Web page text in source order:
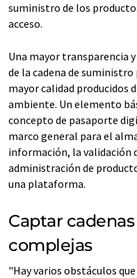
suministro de los
acceso.
Una mayor transparencia
de la cadena de
mayor calidad producidos
ambiente. Un elemento
concepto de pasaporte
marco general para el
información, la validación
administración de
una plataforma.
Captar
complejas
"Hay varios obstáculos